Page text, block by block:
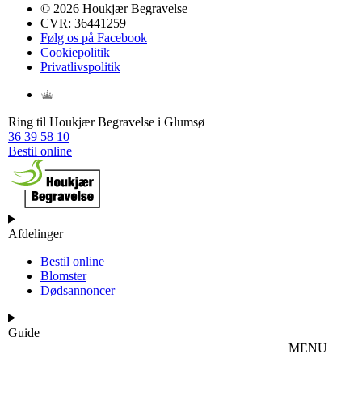
© 2026 Houkjær Begravelse
CVR: 36441259
Følg os på Facebook
Cookiepolitik
Privatlivspolitik
Ring til Houkjær Begravelse i Glumsø
36 39 58 10
Bestil online
Afdelinger
Bestil online
Blomster
Dødsannoncer
Guide